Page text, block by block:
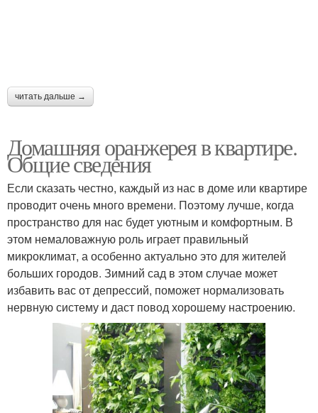
читать дальше →
Домашняя оранжерея в квартире.
Общие сведения
Если сказать честно, каждый из нас в доме или квартире
проводит очень много времени. Поэтому лучше, когда
пространство для нас будет уютным и комфортным. В
этом немаловажную роль играет правильный
микроклимат, а особенно актуально это для жителей
больших городов. Зимний сад в этом случае может
избавить вас от депрессий, поможет нормализовать
нервную систему и даст повод хорошему настроению.